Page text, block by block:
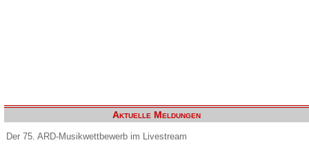
Aktuelle Meldungen
Der 75. ARD-Musikwettbewerb im Livestream